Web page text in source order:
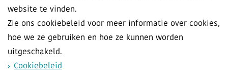
website te vinden.
Zie ons cookiebeleid voor meer informatie over cookies,
hoe we ze gebruiken en hoe ze kunnen worden
uitgeschakeld.
Cookiebeleid